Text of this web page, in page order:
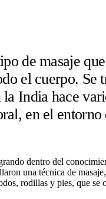
de masaje
el cuerpo. Se
India hace
en el
dentro del
una técnica de
rodillas y pies, que se